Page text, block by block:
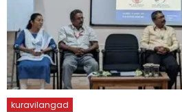
kuravilangad